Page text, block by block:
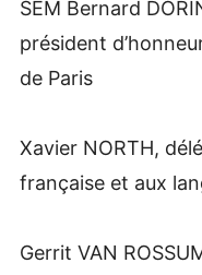
SEM Bernard
président
de Paris
Xavier NORTH,
française et aux
Gerrit VAN